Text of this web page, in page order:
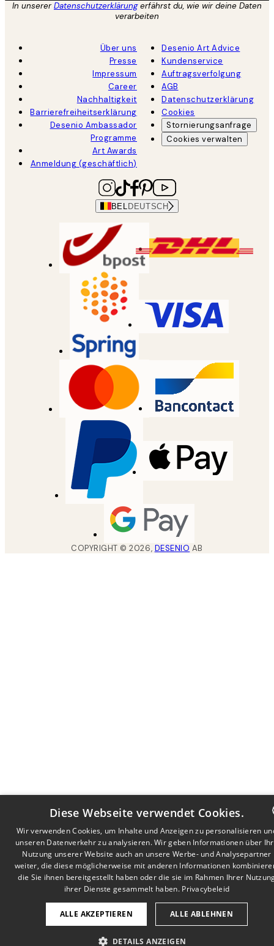
In unsererDatenschutzerklärungerfährst du, wie wir deine Daten
verarbeiten
Über uns
Presse
Impressum
Career
Nachhaltigkeit
Barrierefreiheitserklärung
Desenio Ambassador
Programme
Art Awards
Anmeldung (geschäftlich)
Desenio Art Advice
Kundenservice
Auftragsverfolgung
AGB
Datenschutzerklärung
Cookies
Stornierungsanfrage
Cookies verwalten
BEL DEUTSCH
COPYRIGHT ©2026, DESENIO AB
DUTCH
FRENCH
Diese Webseite verwendet Cookies.
Wir verwenden Cookies, um Inhalte und Anzeigen zu personalisieren
unseren Datenverkehr zu analysieren. Wir geben Informationen über
Nutzung unserer Website auch an unsere Werbe- und Analysepartner
weiter, die diese möglicherweise mit anderen Informationen
die Sie ihnen bereitgestellt haben oder die sie im Rahmen Ihrer
ihrer Dienste gesammelt haben. Privacybeleid
ALLE AKZEPTIEREN ALLE ABLEHNEN
DETAILS ANZEIGEN